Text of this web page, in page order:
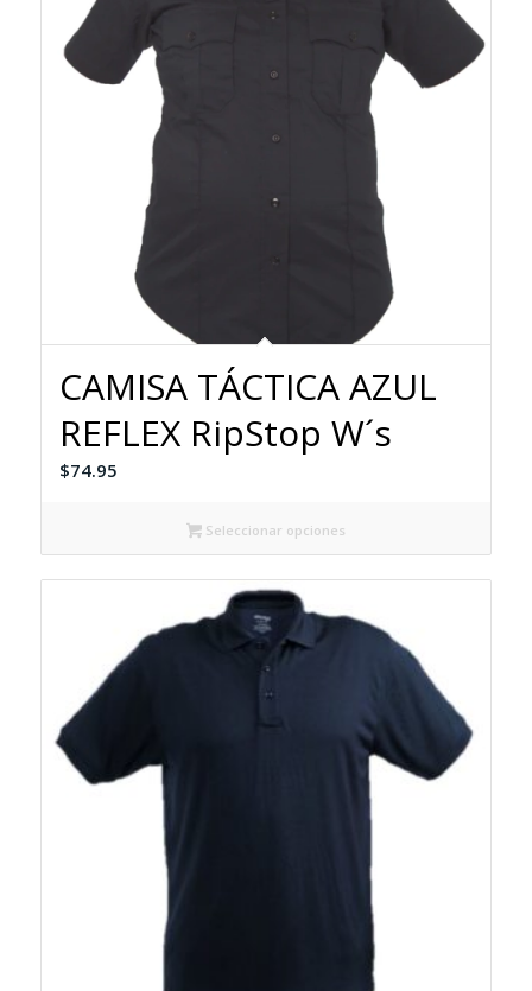
CAMISA TÁCTICA AZUL
REFLEX RipStop W´s
$74.95
Seleccionar opciones